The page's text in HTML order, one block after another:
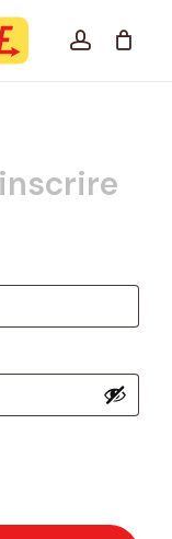
account
CLOSE